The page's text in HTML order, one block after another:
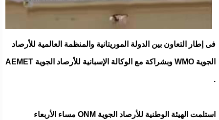
فى إطار التعاون بين الدولة الموريتانية والمنظمة العالمية للأرصاد
الجوية WMO وبشراكة مع الوكالة الإسبانية للأرصاد الجوية AEMET
.
استلمت الهيئة الوطنية للأرصاد الجوية ONM مساء الأربعاء